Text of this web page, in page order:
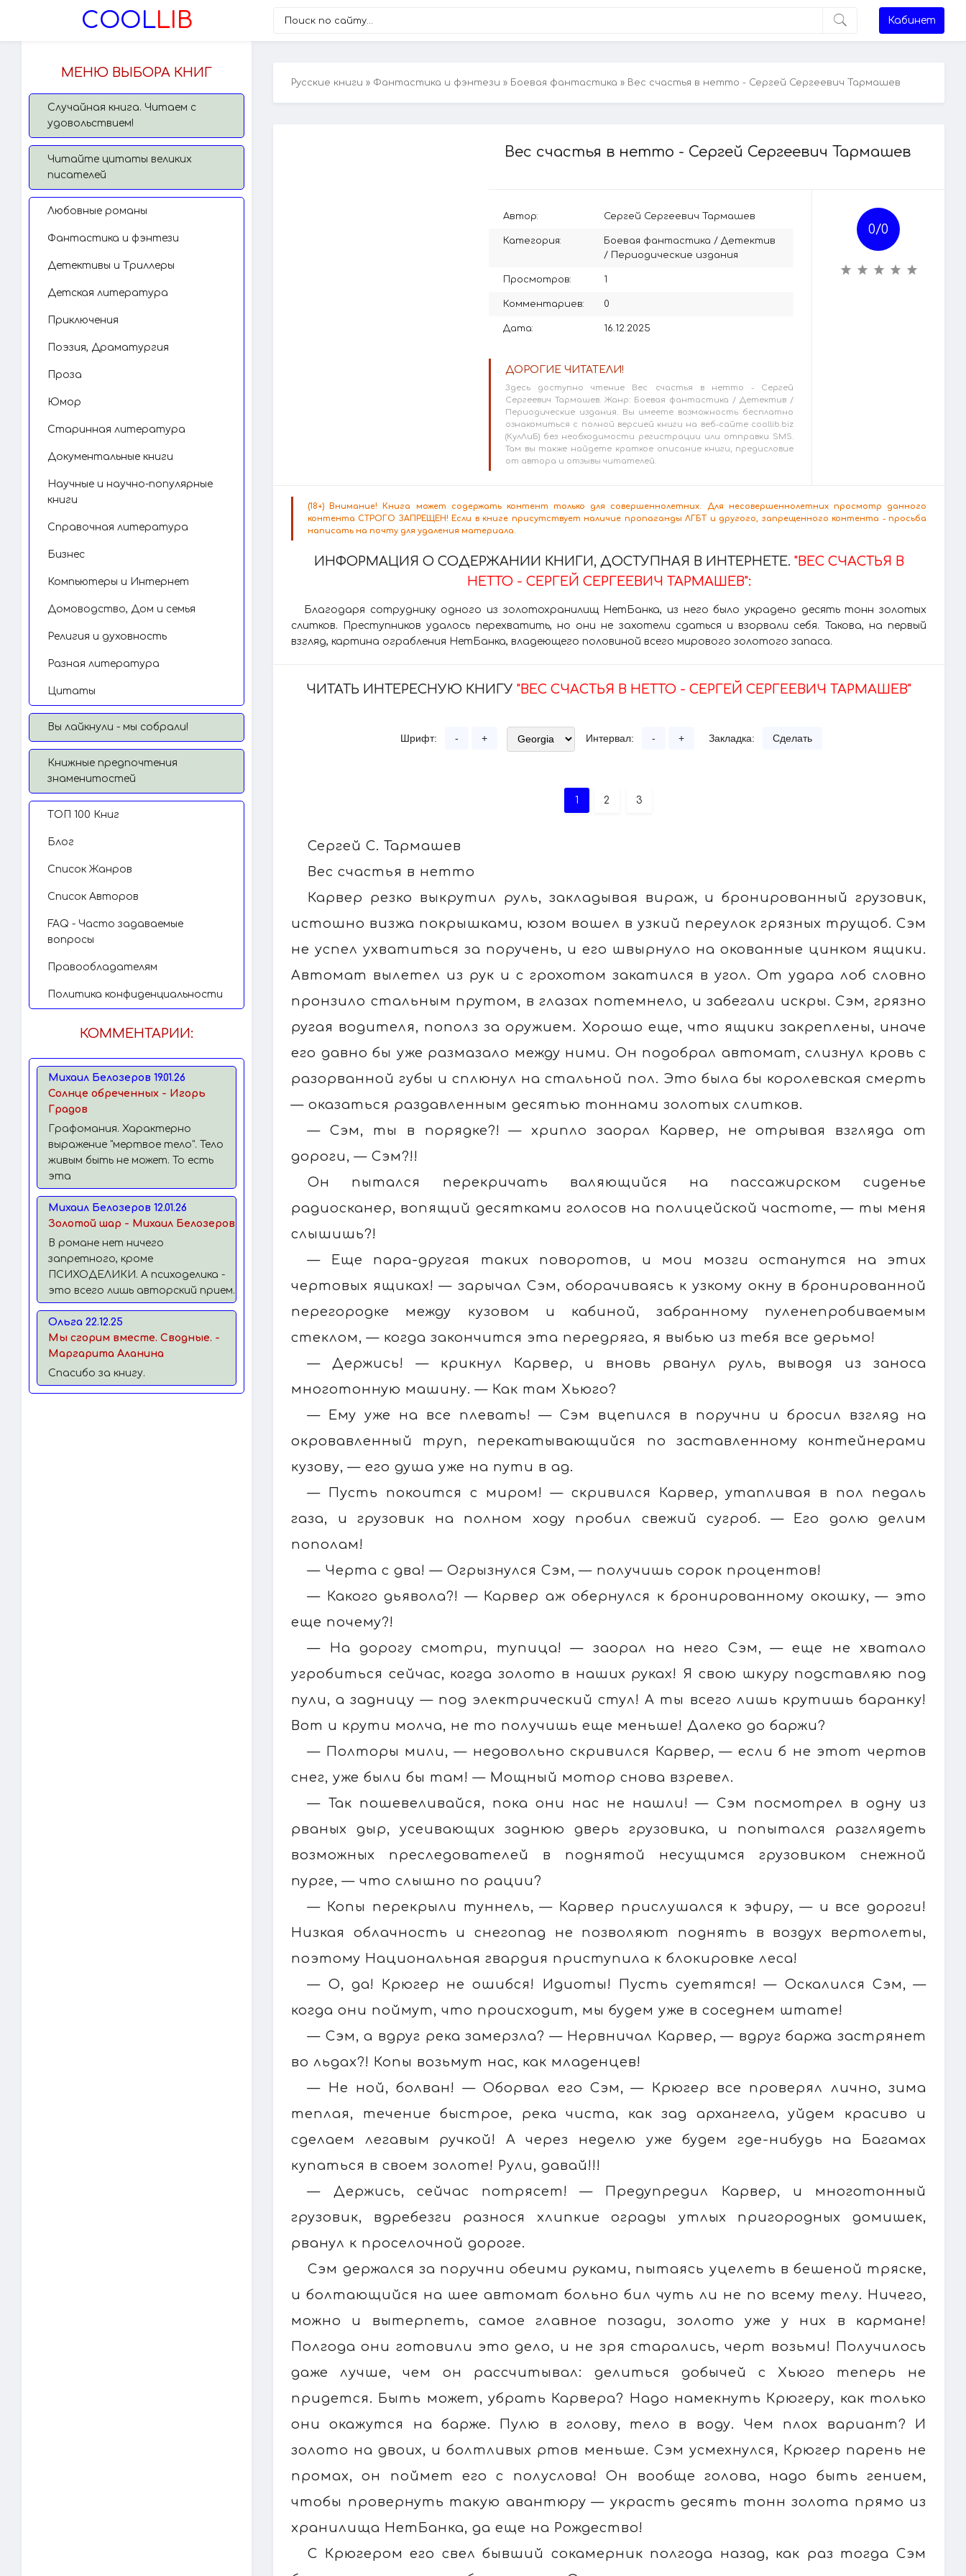
COOLLIB Кабинет
МЕНЮ ВЫБОРА КНИГ
Случайная книга. Читаем с
удовольствием!
Читайте цитаты великих
писателей
Любовные романы
Фантастика и фэнтези
Детективы и Триллеры
Детская литература
Приключения
Поэзия, Драматургия
Проза
Юмор
Старинная литература
Документальные книги
Научные и научно-популярные
книги
Справочная литература
Бизнес
Компьютеры и Интернет
Домоводство, Дом и семья
Религия и духовность
Разная литература
Цитаты
Вы лайкнули - мы собрали!
Книжные предпочтения
знаменитостей
TОП 100 Книг
Блог
Список Жанров
Список Авторов
FAQ - Часто задаваемые
вопросы
Правообладателям
Политика конфиденциальности
КОММЕНТАРИИ:
Михаил Белозеров 19.01.26
Солнце обреченных - Игорь
Градов
Графомания. Характерно
выражение "мертвое тело". Тело
живым быть не может. То есть
эта
Михаил Белозеров 12.01.26
Золотой шар - Михаил Белозеров
В романе нет ничего
запретного, кроме
ПСИХОДЕЛИКИ. А психоделика -
это всего лишь авторский прием.
Ольга 22.12.25
Мы сгорим вместе. Сводные. -
Маргарита Аланина
Спасибо за книгу.
Русские книги » Фантастика и фэнтези » Боевая фантастика » Вес счастья в нетто - Сергей Сергеевич Тармашев
Вес счастья в нетто - Сергей Сергеевич Тармашев
Автор: Сергей Сергеевич Тармашев
Категория: Боевая фантастика / Детектив
/ Периодические издания
Просмотров: 1
Комментариев: 0
Дата: 16.12.2025
ДОРОГИЕ ЧИТАТЕЛИ!
Здесь доступно чтение Вес счастья в нетто - Сергей
Сергеевич Тармашев. Жанр: Боевая фантастика / Детектив /
Периодические издания. Вы имеете возможность бесплатно
ознакомиться с полной версией книги на веб-сайте coollib.biz
(КулЛиБ) без необходимости регистрации или отправки SMS.
Там вы также найдете краткое описание книги, предисловие
от автора и отзывы читателей.
0/0
(18+) Внимание! Книга может содержать контент только для совершеннолетних. Для несовершеннолетних просмотр данного
контента СТРОГО ЗАПРЕЩЕН! Если в книге присутствует наличие пропаганды ЛГБТ и другого, запрещенного контента - просьба
написать на почту для удаления материала.
ИНФОРМАЦИЯ О СОДЕРЖАНИИ КНИГИ, ДОСТУПНАЯ В ИНТЕРНЕТЕ. "ВЕС СЧАСТЬЯ В
НЕТТО - СЕРГЕЙ СЕРГЕЕВИЧ ТАРМАШЕВ":
Благодаря сотруднику одного из золотохранилищ НетБанка, из него было украдено десять тонн золотых
слитков. Преступников удалось перехватить, но они не захотели сдаться и взорвали себя. Такова, на первый
взгляд, картина ограбления НетБанка, владеющего половиной всего мирового золотого запаса.
ЧИТАТЬ ИНТЕРЕСНУЮ КНИГУ "ВЕС СЧАСТЬЯ В НЕТТО - СЕРГЕЙ СЕРГЕЕВИЧ ТАРМАШЕВ"
Шрифт: - + Интервал: - + Закладка: Сделать
1 2 3
Сергей С. Тармашев
Вес счастья в нетто
Карвер резко выкрутил руль, закладывая вираж, и бронированный грузовик,
истошно визжа покрышками, юзом вошел в узкий переулок грязных трущоб. Сэм
не успел ухватиться за поручень, и его швырнуло на окованные цинком ящики.
Автомат вылетел из рук и с грохотом закатился в угол. От удара лоб словно
пронзило стальным прутом, в глазах потемнело, и забегали искры. Сэм, грязно
ругая водителя, пополз за оружием. Хорошо еще, что ящики закреплены, иначе
его давно бы уже размазало между ними. Он подобрал автомат, слизнул кровь с
разорванной губы и сплюнул на стальной пол. Это была бы королевская смерть
— оказаться раздавленным десятью тоннами золотых слитков.
— Сэм, ты в порядке?! — хрипло заорал Карвер, не отрывая взгляда от
дороги, — Сэм?!!
Он пытался перекричать валяющийся на пассажирском сиденье
радиосканер, вопящий десятками голосов на полицейской частоте, — ты меня
слышишь?!
— Еще пара-другая таких поворотов, и мои мозги останутся на этих
чертовых ящиках! — зарычал Сэм, оборачиваясь к узкому окну в бронированной
перегородке между кузовом и кабиной, забранному пуленепробиваемым
стеклом, — когда закончится эта передряга, я выбью из тебя все дерьмо!
— Держись! — крикнул Карвер, и вновь рванул руль, выводя из заноса
многотонную машину. — Как там Хьюго?
— Ему уже на все плевать! — Сэм вцепился в поручни и бросил взгляд на
окровавленный труп, перекатывающийся по заставленному контейнерами
кузову, — его душа уже на пути в ад.
— Пусть покоится с миром! — скривился Карвер, утапливая в пол педаль
газа, и грузовик на полном ходу пробил свежий сугроб. — Его долю делим
пополам!
— Черта с два! — Огрызнулся Сэм, — получишь сорок процентов!
— Какого дьявола?! — Карвер аж обернулся к бронированному окошку, — это
еще почему?!
— На дорогу смотри, тупица! — заорал на него Сэм, — еще не хватало
угробиться сейчас, когда золото в наших руках! Я свою шкуру подставляю под
пули, а задницу — под электрический стул! А ты всего лишь крутишь баранку!
Вот и крути молча, не то получишь еще меньше! Далеко до баржи?
— Полторы мили, — недовольно скривился Карвер, — если б не этот чертов
снег, уже были бы там! — Мощный мотор снова взревел.
— Так пошевеливайся, пока они нас не нашли! — Сэм посмотрел в одну из
рваных дыр, усеивающих заднюю дверь грузовика, и попытался разглядеть
возможных преследователей в поднятой несущимся грузовиком снежной
пурге, — что слышно по рации?
— Копы перекрыли туннель, — Карвер прислушался к эфиру, — и все дороги!
Низкая облачность и снегопад не позволяют поднять в воздух вертолеты,
поэтому Национальная гвардия приступила к блокировке леса!
— О, да! Крюгер не ошибся! Идиоты! Пусть суетятся! — Оскалился Сэм, —
когда они поймут, что происходит, мы будем уже в соседнем штате!
— Сэм, а вдруг река замерзла? — Нервничал Карвер, — вдруг баржа застрянет
во льдах?! Копы возьмут нас, как младенцев!
— Не ной, болван! — Оборвал его Сэм, — Крюгер все проверял лично, зима
теплая, течение быстрое, река чиста, как зад архангела, уйдем красиво и
сделаем легавым ручкой! А через неделю уже будем где-нибудь на Багамах
купаться в своем золоте! Рули, давай!!!
— Держись, сейчас потрясет! — Предупредил Карвер, и многотонный
грузовик, вдребезги разнося хлипкие ограды утлых пригородных домишек,
рванул к проселочной дороге.
Сэм держался за поручни обеими руками, пытаясь уцелеть в бешеной тряске,
и болтающийся на шее автомат больно бил чуть ли не по всему телу. Ничего,
можно и вытерпеть, самое главное позади, золото уже у них в кармане!
Полгода они готовили это дело, и не зря старались, черт возьми! Получилось
даже лучше, чем он рассчитывал: делиться добычей с Хьюго теперь не
придется. Быть может, убрать Карвера? Надо намекнуть Крюгеру, как только
они окажутся на барже. Пулю в голову, тело в воду. Чем плох вариант? И
золото на двоих, и болтливых ртов меньше. Сэм усмехнулся, Крюгер парень не
промах, он поймет его с полуслова! Он вообще голова, надо быть гением,
чтобы провернуть такую авантюру — украсть десять тонн золота прямо из
хранилища НетБанка, да еще на Рождество!
С Крюгером его свел бывший сокамерник полгода назад, как раз тогда Сэм